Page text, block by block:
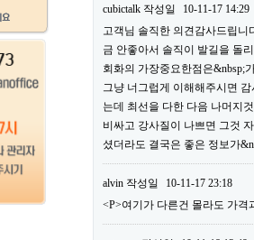
cubictalk 작성일
10-11-17 14:29
고객님 솔직한 의견감사드립니
금 안좋아서 솔직이 발길을 돌
회화의 가장중요한점은&nbsp;
그냥 너그럽게 이해해주시면
는데 최선을 다한 다음 나머지
비싸고 강사질이 나쁘면 그것
셨더라도 결국은 좋은 정보가
alvin 작성일
10-11-17 23:18
<P>여기가 다른건 몰라도 가격